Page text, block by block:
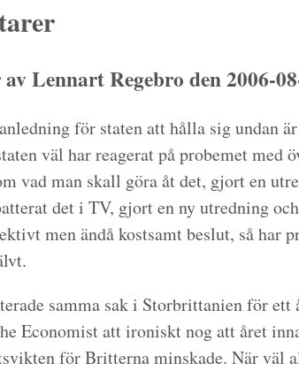
Lennart Regebro den 2006-
för staten att hålla sig undan
väl har reagerat på probemet med
vad man skall göra åt det, gjort en
det i TV, gjort en ny utredning
men ändå kostsamt beslut, så har
samma sak i Storbrittanien för ett
Economist att ironiskt nog att året
för Britterna minskade. När väl